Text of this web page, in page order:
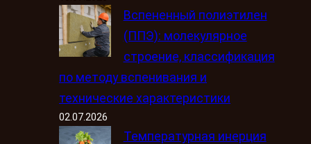
Вспененный полиэтилен
(ППЭ): молекулярное
строение, классификация
по методу вспенивания и
технические характеристики
02.07.2026
Температурная инерция